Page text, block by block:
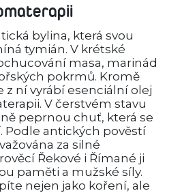
bylina, která svou
tymián. V krétské
masa, marinád
pokrmů. Kromě
z ní vyrábí esenciální olej
V čerstvém stavu
peprnou chuť, která se
Podle antických pověstí
za silné
Řekové i Římané ji
paměti a mužské síly.
nejen jako koření, ale